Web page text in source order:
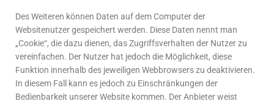
Des Weiteren können Daten auf dem Computer der
Websitenutzer gespeichert werden. Diese Daten nennt man
„Cookie“, die dazu dienen, das Zugriffsverhalten der Nutzer zu
vereinfachen. Der Nutzer hat jedoch die Möglichkeit, diese
Funktion innerhalb des jeweiligen Webbrowsers zu deaktivieren.
In diesem Fall kann es jedoch zu Einschränkungen der
Bedienbarkeit unserer Website kommen. Der Anbieter weist